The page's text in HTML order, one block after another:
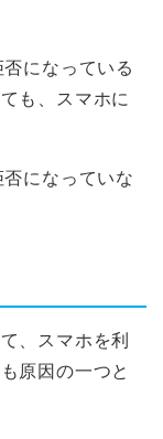
になっている
も、スマホに
になっていな
、スマホを利
原因の一つと